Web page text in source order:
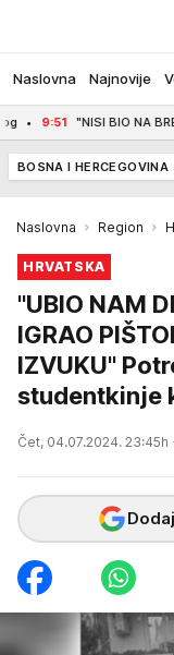
Naslovna Najnovije
"NISI BIO NA BRENINOM
BOSNA I HERCEGOVINA
Naslovna Region
HRVATSKA
"UBIO NAM
IGRAO
IZVUKU"
studentkinje
Čet, 04.07.2024. 23:45h